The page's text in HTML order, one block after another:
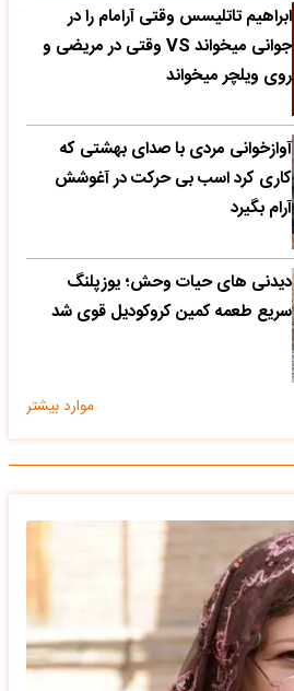
ابراهیم تاتلیسس وقتی آرامام را در
جوانی میخواند VS وقتی در مریضی و
روی ویلچر میخواند
آوازخوانی مردی با صدای بهشتی که
کاری کرد اسب بی حرکت در آغوشش
آرام بگیرد
دیدنی های حیات وحش؛ یوزپلنگ
سریع طعمه کمین کروکودیل قوی شد
موارد بیشتر